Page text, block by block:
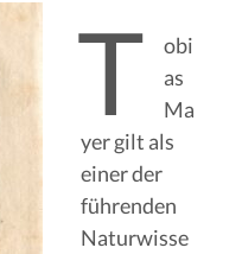
T
obi
as
Ma
yer gilt als
einer der
führenden
Naturwisse